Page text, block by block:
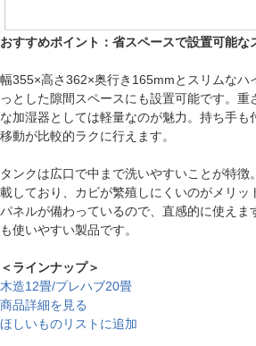
おすすめポイント：省スペースで設置可能な
幅355×高さ362×奥行き165mmとスリムなハ
っとした隙間スペースにも設置可能です。
な加湿器としては軽量なのが魅力。持ち手も
移動が比較的ラクに行えます。
タンクは広口で中まで洗いやすいことが特徴
載しており、カビが繁殖しにくいのがメリッ
パネルが備わっているので、直感的に使えま
も使いやすい製品です。
＜ラインナップ＞
木造12畳/プレハブ20畳
商品詳細を見る
ほしいものリストに追加